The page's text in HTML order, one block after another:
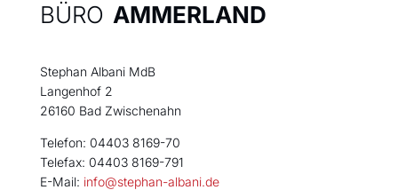
BÜRO AMMERLAND
Stephan Albani MdB
Langenhof 2
26160 Bad Zwischenahn
Telefon: 04403 8169-70
Telefax: 04403 8169-791
E-Mail: info@stephan-albani.de